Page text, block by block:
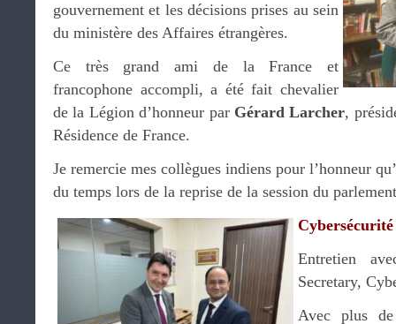
gouvernement et les décisions prises au sein
du ministère des Affaires étrangères.
Ce très grand ami de la France et
francophone accompli, a été fait chevalier
de la Légion d’honneur par Gérard Larcher,
Résidence de France.
Je remercie mes collègues indiens pour l’honneur
du temps lors de la reprise de la session du
Cybersécurité
Entretien
Secretary,
Avec plus